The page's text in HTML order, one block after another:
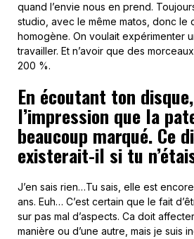
quand l’envie nous en prend.
studio, avec le même matos, donc le
homogène. On voulait expérimenter
travailler. Et n’avoir que des
200 %.
En écoutant ton
l’impression que la
beaucoup marqué. Ce
existerait-il si tu
J’en sais rien…Tu sais, elle est
ans. Euh… C’est certain que le fait
sur pas mal d’aspects. Ca doit
manière ou d’une autre, mais je suis